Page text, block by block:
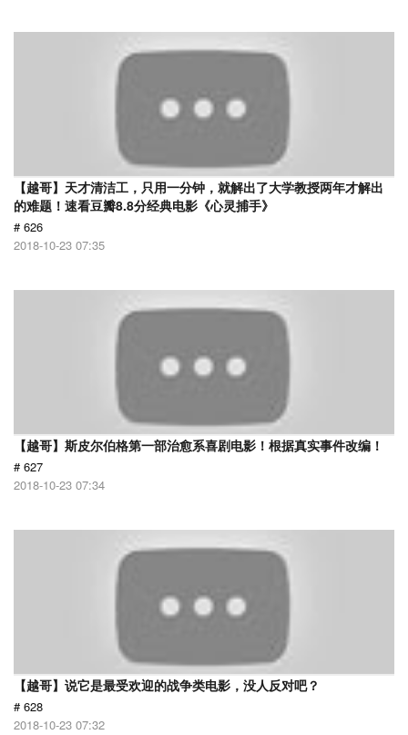
【越哥】天才清洁工，只用一分钟，就解出了大学教授两年才解出
的难题！速看豆瓣8.8分经典电影《心灵捕手》
# 626
2018-10-23 07:35
【越哥】斯皮尔伯格第一部治愈系喜剧电影！根据真实事件改编！
# 627
2018-10-23 07:34
【越哥】说它是最受欢迎的战争类电影，没人反对吧？
# 628
2018-10-23 07:32